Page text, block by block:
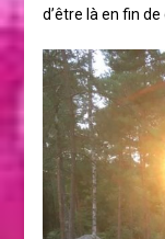
d’être là en fin de